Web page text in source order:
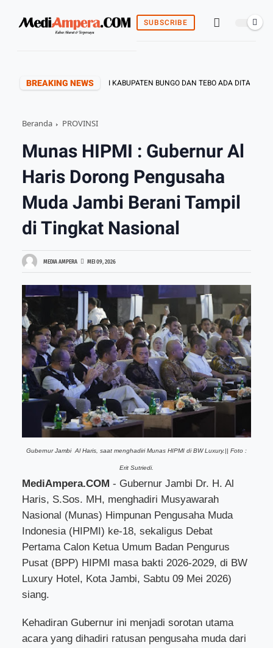
SUBSCRIBE
BREAKING NEWS
KEPENGURUSAN PWI KABUPATEN BUNGO DAN TEBO ADA DITANGAN
Beranda PROVINSI
Munas HIPMI : Gubernur Al
Haris Dorong Pengusaha
Muda Jambi Berani Tampil
di Tingkat Nasional
MEDIA AMPERA MEI 09, 2026
Gubernur Jambi Al Haris, saat menghadiri Munas HIPMI di BW Luxury.|| Foto :
Erit Sutriedi.
MediAmpera.COM - Gubernur Jambi Dr. H. Al
Haris, S.Sos. MH, menghadiri Musyawarah
Nasional (Munas) Himpunan Pengusaha Muda
Indonesia (HIPMI) ke-18, sekaligus Debat
Pertama Calon Ketua Umum Badan Pengurus
Pusat (BPP) HIPMI masa bakti 2026-2029, di BW
Luxury Hotel, Kota Jambi, Sabtu 09 Mei 2026)
siang.
Kehadiran Gubernur ini menjadi sorotan utama
acara yang dihadiri ratusan pengusaha muda dari